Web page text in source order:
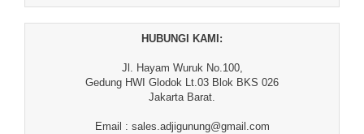
HUBUNGI KAMI:
Jl. Hayam Wuruk No.100,
Gedung HWI Glodok Lt.03 Blok BKS 026
Jakarta Barat.
Email : sales.adjigunung@gmail.com